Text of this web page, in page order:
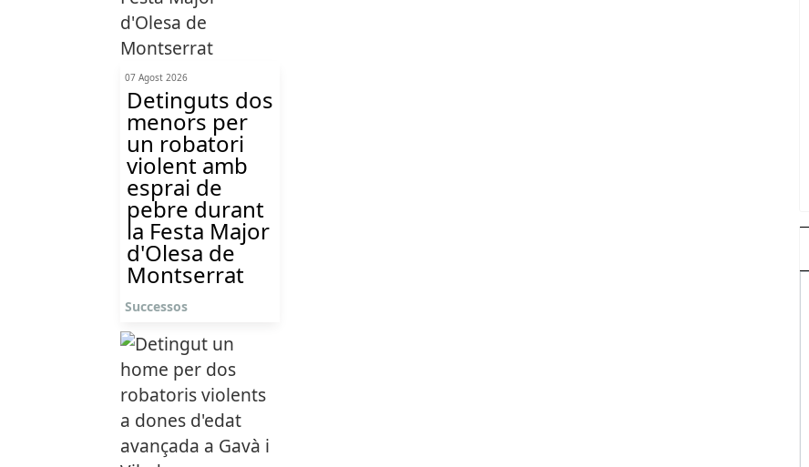
07 Agost 2026
Detinguts dos
menors per
un robatori
violent amb
esprai de
pebre durant
la Festa Major
d'Olesa de
Montserrat
Successos